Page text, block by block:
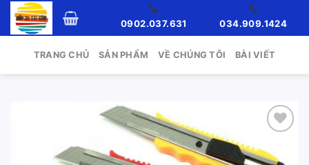
Skip
0902.037.631 034.909.1424
TRANG CHỦ SẢN PHẨM VỀ CHÚNG TÔI BÀI VIẾT
wishlist